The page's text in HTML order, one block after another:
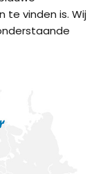
te vinden is. Wij